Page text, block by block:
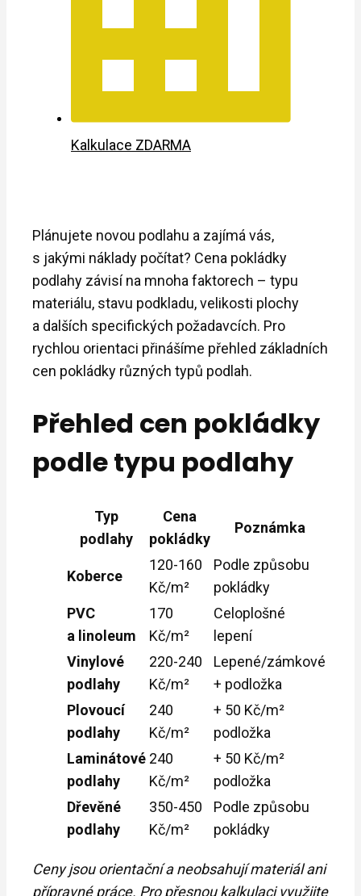
Kalkulace ZDARMA
Plánujete novou podlahu a zajímá vás,
s jakými náklady počítat? Cena pokládky
podlahy závisí na mnoha faktorech – typu
materiálu, stavu podkladu, velikosti plochy
a dalších specifických požadavcích. Pro
rychlou orientaci přinášíme přehled základních
cen pokládky různých typů podlah.
Přehled cen pokládky
podle typu podlahy
Typ
podlahy
Cena
pokládky
Poznámka
Koberce
120-160
Kč/m²
Podle způsobu
pokládky
PVC
a linoleum
170
Kč/m²
Celoplošné
lepení
Vinylové
podlahy
220-240
Kč/m²
Lepené/zámkové
+ podložka
Plovoucí
podlahy
240
Kč/m²
+ 50 Kč/m²
podložka
Laminátové
podlahy
240
Kč/m²
+ 50 Kč/m²
podložka
Dřevěné
podlahy
350-450
Kč/m²
Podle způsobu
pokládky
Ceny jsou orientační a neobsahují materiál ani
přípravné práce. Pro přesnou kalkulaci využijte